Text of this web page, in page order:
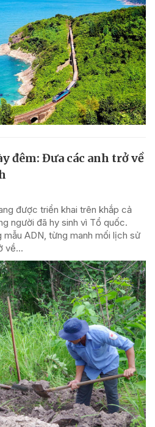
đêm: Đưa các anh trở về
được triển khai trên khắp cả
người đã hy sinh vì Tổ quốc.
ADN, từng manh mối lịch sử
về...